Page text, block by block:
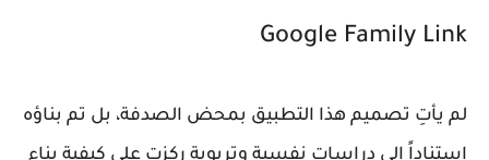
Google Family Link
لم يأتِ تصميم هذا التطبيق بمحض الصدفة، بل تم بناؤه
استناداً إلى دراسات نفسية وتربوية ركزت على كيفية بناء